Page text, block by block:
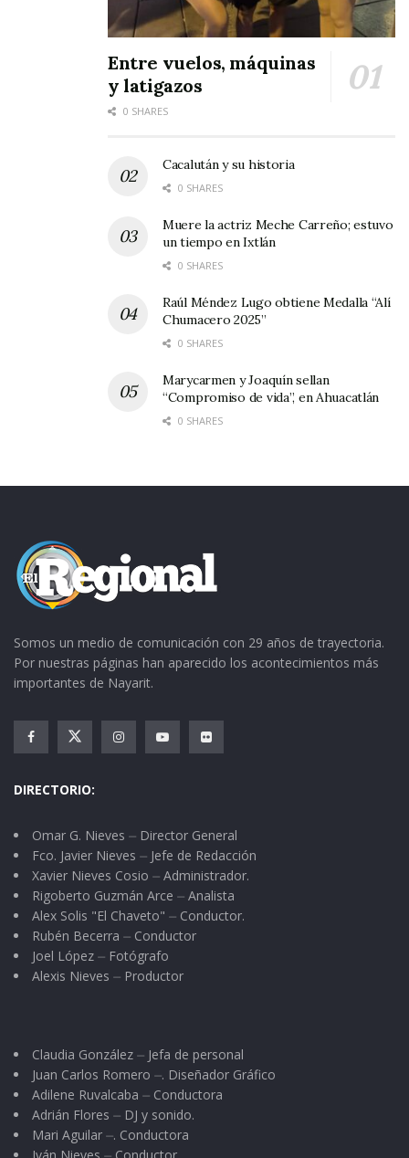
Entre vuelos, máquinas
y latigazos
0 SHARES
Cacalután y su historia
0 SHARES
Muere la actriz Meche Carreño; estuvo
un tiempo en Ixtlán
0 SHARES
Raúl Méndez Lugo obtiene Medalla “Alí
Chumacero 2025”
0 SHARES
Marycarmen y Joaquín sellan
“Compromiso de vida”, en Ahuacatlán
0 SHARES
Somos un medio de comunicación con 29 años de trayectoria.
Por nuestras páginas han aparecido los acontecimientos más
importantes de Nayarit.
DIRECTORIO:
Omar G. Nieves ⏤ Director General
Fco. Javier Nieves ⏤ Jefe de Redacción
Xavier Nieves Cosio ⏤ Administrador.
Rigoberto Guzmán Arce ⏤ Analista
Alex Solis "El Chaveto" ⏤ Conductor.
Rubén Becerra ⏤ Conductor
Joel López ⏤ Fotógrafo
Alexis Nieves ⏤ Productor
Claudia González ⏤ Jefa de personal
Juan Carlos Romero ⏤. Diseñador Gráfico
Adilene Ruvalcaba ⏤ Conductora
Adrián Flores ⏤ DJ y sonido.
Mari Aguilar ⏤. Conductora